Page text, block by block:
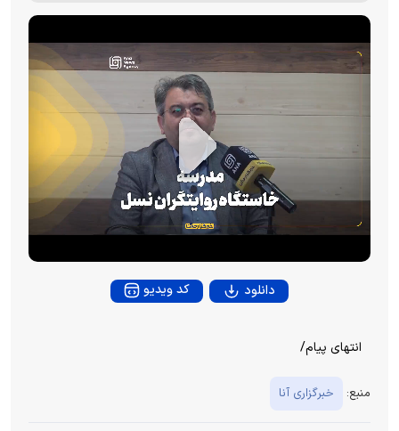
P
l
y
دانلود کد ویدیو
انتهای پیام/
منبع: خبرگزاری آنا